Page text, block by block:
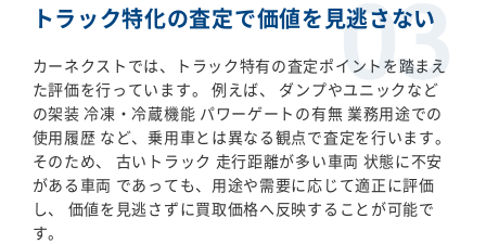
トラック特化の査定で価値を見逃さない
カーネクストでは、トラック特有の査定ポイントを踏まえ
た評価を行っています。 例えば、 ダンプやユニックなど
の架装 冷凍・冷蔵機能 パワーゲートの有無 業務用途での
使用履歴 など、乗用車とは異なる観点で査定を行います。
そのため、 古いトラック 走行距離が多い車両 状態に不安
がある車両 であっても、用途や需要に応じて適正に評価
し、 価値を見逃さずに買取価格へ反映することが可能で
す。